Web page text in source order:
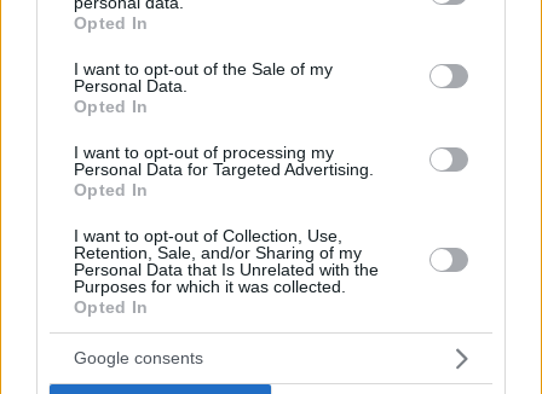
grant or deny consent to Google and its third-party tags to
use your data for below specified purposes in below Google
consent section.
Opted In
I want to opt-out of the Sale of my
Personal Data.
Opted In
I want to opt-out of processing my
Personal Data for Targeted Advertising.
Opted In
I want to opt-out of Collection, Use,
Retention, Sale, and/or Sharing of my
Personal Data that Is Unrelated with the
Purposes for which it was collected.
Opted In
Google consents
Μαζί με τους συνεργάτες τους, οι δύο
παρουσιαστές μίλησαν από καρδιάς και
Αυτό ήταν! Τελειώσαμε για σήμερα,
καλοκαίρι! θα είμαστε μαζί πάλι 28 – 29
Αυγούστου, κάπου εκεί, εξαρτάται από μια
μικρή λεπτομέρεια. Το μπάσκετ δηλαδή αλλά
θα φανεί τι θα γίνει με την Εθνική Ελλάδος